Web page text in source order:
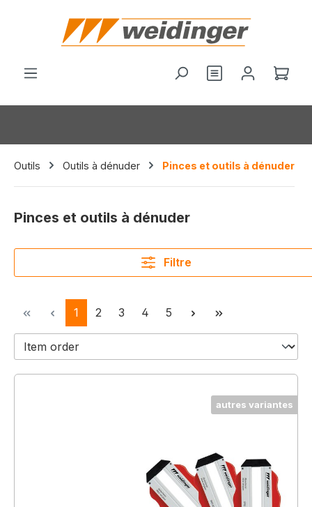
principal
Vous avez 0Le
Outils Outils à dénuder Pinces et outils à dénuder
Pinces et outils à dénuder
Filtre
Page
1 Page
2 Page
3 Page
4 Page
5
autres variantes